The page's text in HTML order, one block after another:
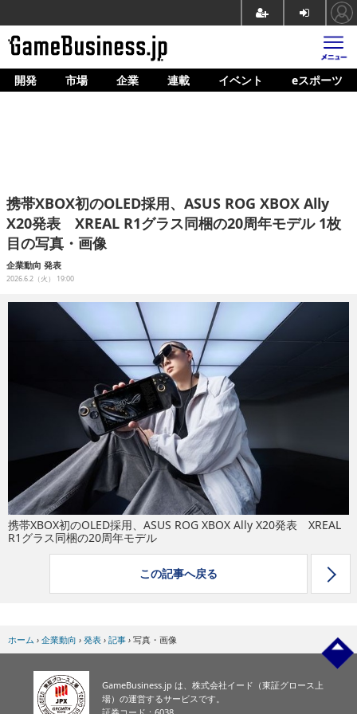
ホーム
企業動向
人材育成
産業政策
イベント/セミナー
開発 市場 企業 連載 イベント eスポーツ
携帯XBOX初のOLED採用、ASUS ROG XBOX Ally
X20発表 XREAL R1グラス同梱の20周年モデル 1枚
目の写真・画像
企業動向 発表
2026.6.2（火） 19:00
携帯XBOX初のOLED採用、ASUS ROG XBOX Ally X20発表 XREAL
R1グラス同梱の20周年モデル
この記事へ戻る
ホーム › 企業動向 › 発表 › 記事 › 写真・画像
GameBusiness.jp は、株式会社イード（東証グロース上
場）の運営するサービスです。